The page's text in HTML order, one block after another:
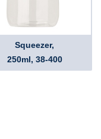
Squeezer,
250ml, 38-400